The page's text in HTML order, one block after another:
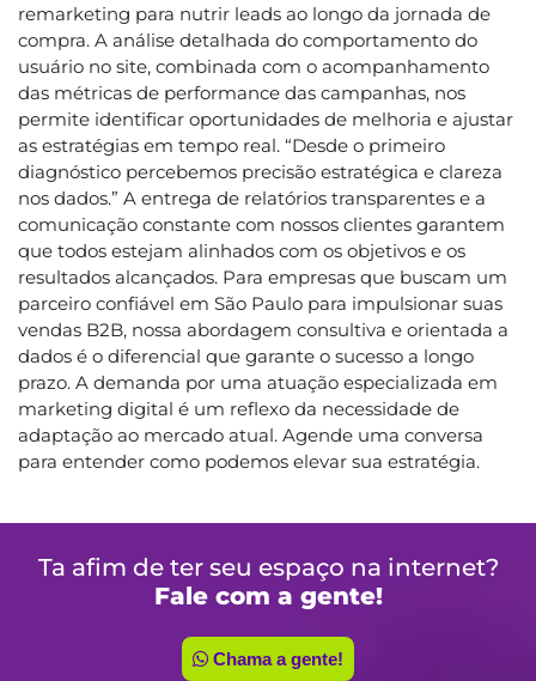
remarketing para nutrir leads ao longo da jornada de
compra. A análise detalhada do comportamento do
usuário no site, combinada com o acompanhamento
das métricas de performance das campanhas, nos
permite identificar oportunidades de melhoria e ajustar
as estratégias em tempo real. “Desde o primeiro
diagnóstico percebemos precisão estratégica e clareza
nos dados.” A entrega de relatórios transparentes e a
comunicação constante com nossos clientes garantem
que todos estejam alinhados com os objetivos e os
resultados alcançados. Para empresas que buscam um
parceiro confiável em São Paulo para impulsionar suas
vendas B2B, nossa abordagem consultiva e orientada a
dados é o diferencial que garante o sucesso a longo
prazo. A demanda por uma atuação especializada em
marketing digital é um reflexo da necessidade de
adaptação ao mercado atual. Agende uma conversa
para entender como podemos elevar sua estratégia.
Ta afim de ter seu espaço na internet?
Fale com a gente!
Chama a gente!